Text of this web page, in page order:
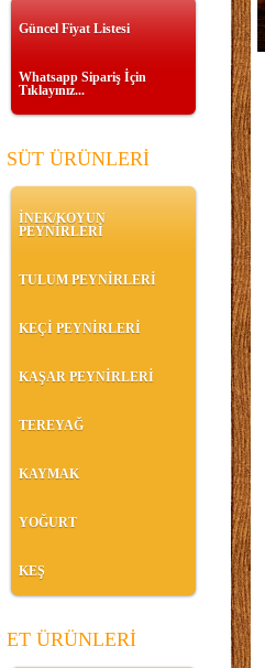
Güncel Fiyat Listesi
Whatsapp Sipariş İçin
Tıklayınız...
SÜT ÜRÜNLERİ
İNEK/KOYUN
PEYNİRLERİ
TULUM PEYNİRLERİ
KEÇİ PEYNİRLERİ
KAŞAR PEYNİRLERİ
TEREYAĞ
KAYMAK
YOĞURT
KEŞ
ET ÜRÜNLERİ